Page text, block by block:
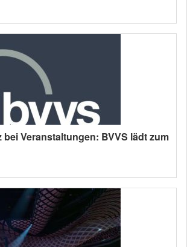
Veranstaltungen: BVVS lädt zum